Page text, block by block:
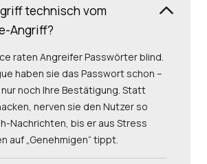
technisch vom
Angriff?
raten Angreifer Passwörter blind.
haben sie das Passwort schon –
noch Ihre Bestätigung. Statt
nerven sie den Nutzer so
Nachrichten, bis er aus Stress
auf „Genehmigen“ tippt.